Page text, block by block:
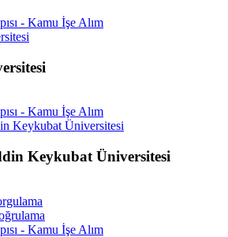
- Kamu İşe Alım
- Kamu İşe Alım
Keykubat Üniversitesi
- Kamu İşe Alım